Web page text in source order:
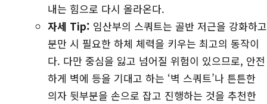
내는 힘으로 다시 올라온다.
자세 Tip: 임산부의 스쿼트는 골반 저근을 강화하고
분만 시 필요한 하체 체력을 키우는 최고의 동작이
다. 다만 중심을 잃고 넘어질 위험이 있으므로, 안전
하게 벽에 등을 기대고 하는 ‘벽 스쿼트’나 튼튼한
의자 뒷부분을 손으로 잡고 진행하는 것을 추천한